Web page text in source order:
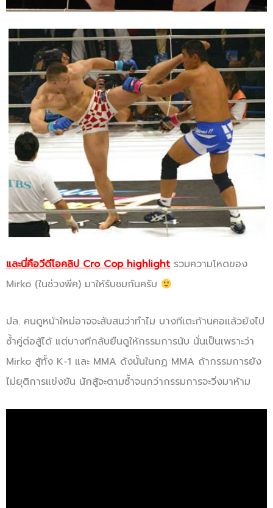
และนี่คือวีดีโอคลิป Cro Cop highlight รวมความโหดของ
Mirko (ในช่วงพีค) มาให้รับชมกันครับ
ปล. คนดูหน้าใหม่อาจจะสับสนว่าทำไม บางทีเตะก้านคอแล้วยังไป
ซ้ำคู่ต่อสู้ได้ แต่บางทีกลับยืนดูให้กรรมการนับ นั่นเป็นเพราะว่า
Mirko สู้ทั้ง K-1 และ MMA ดังนั้นในกฏ MMA ถ้ากรรมการยัง
ไม่ยุติการแข่งขัน นักสู้จะตามซ้ำจนกว่ากรรมการจะวิ่งมาห้าม